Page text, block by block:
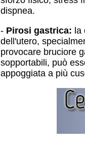
dispnea.
- Pirosi gastrica:
dell'utero,
provocare bruciore
sopportabili, può
appoggiata a più